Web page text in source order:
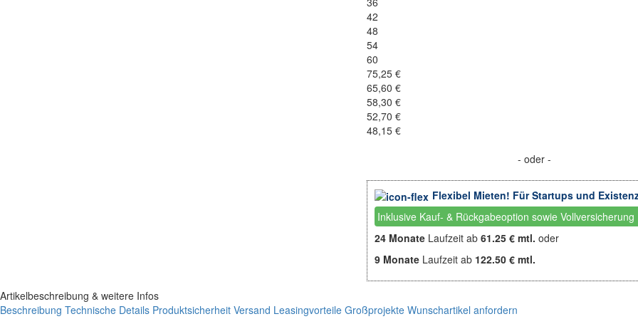
42
48
54
60
75,25 €
65,60 €
58,30 €
52,70 €
48,15 €
- oder -
Flexibel Mieten! Für Startups und
Inklusive Kauf- & Rückgabeoption sowie Vollversicherung
24 Monate Laufzeit ab61.25 € mtl. oder
9 Monate Laufzeit ab 122.50 € mtl.
Artikelbeschreibung & weitere Infos
Beschreibung Technische Details Produktsicherheit Versand Leasingvorteile Großprojekte Wunschartikel anfordern